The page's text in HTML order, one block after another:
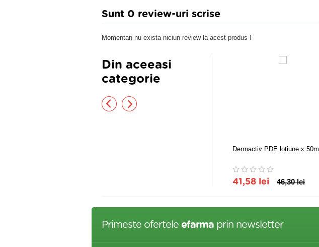
Sunt 0 review-uri scrise
Momentan nu exista niciun review la acest produs !
Din aceeasi
categorie
Dermactiv PDE lotiune x 50ml
41,58 lei 46,30 lei
Primeste ofertele efarma prin newsletter